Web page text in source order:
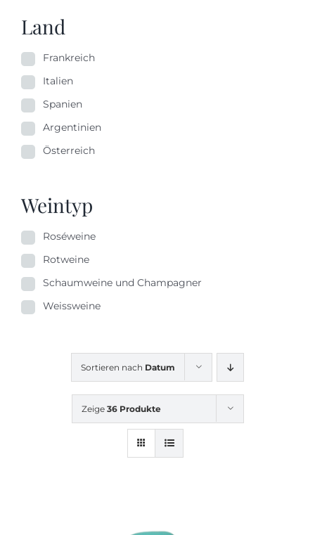
Sortieren nach Datum
Zeige 36 Produkte
Land
Frankreich
Italien
Spanien
Argentinien
Österreich
Weintyp
Roséweine
Rotweine
Schaumweine und Champagner
Weissweine